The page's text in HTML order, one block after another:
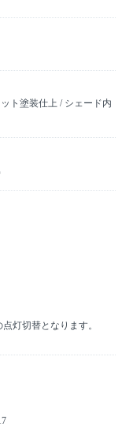
ト塗装仕上 / シェード内
灯切替となります。